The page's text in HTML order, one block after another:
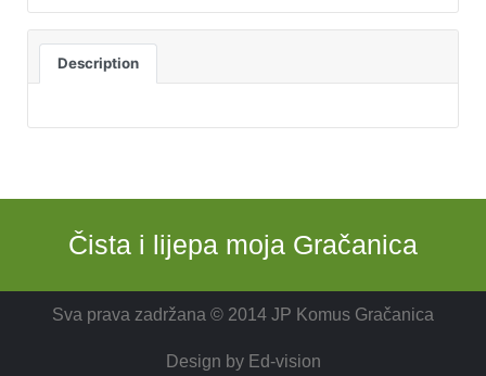
Description
Čista i lijepa moja Gračanica
Sva prava zadržana © 2014 JP Komus Gračanica
Design by Ed-vision